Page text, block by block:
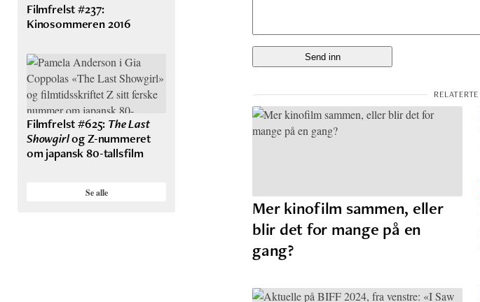
Mer kinofilm sammen, eller
blir det for mange på en
gang?
Filmfrelst #237:
Kinosommeren 2016
Filmfrelst #625: The Last
Showgirlog Z-nummeret
om japansk 80-tallsfilm
Se alle